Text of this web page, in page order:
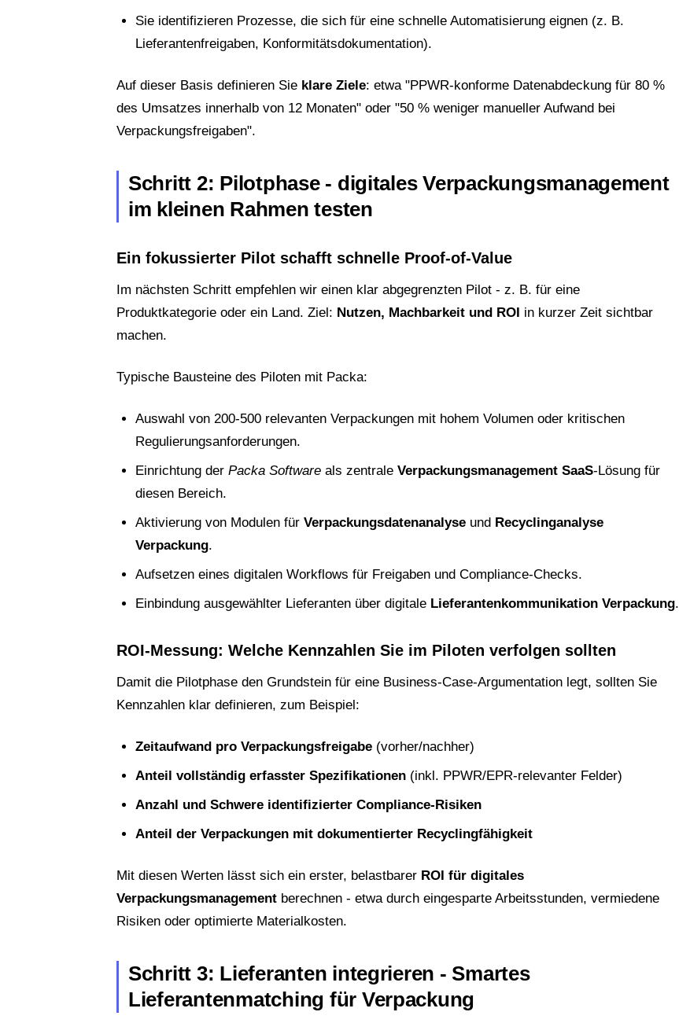
Sie identifizieren Prozesse, die sich für eine schnelle Automatisierung eignen (z. B.
Lieferantenfreigaben, Konformitätsdokumentation).
Auf dieser Basis definieren Sie klare Ziele: etwa "PPWR-konforme Datenabdeckung für 80 %
des Umsatzes innerhalb von 12 Monaten" oder "50 % weniger manueller Aufwand bei
Verpackungsfreigaben".
Schritt 2: Pilotphase - digitales Verpackungsmanagement
im kleinen Rahmen testen
Ein fokussierter Pilot schafft schnelle Proof-of-Value
Im nächsten Schritt empfehlen wir einen klar abgegrenzten Pilot - z. B. für eine
Produktkategorie oder ein Land. Ziel: Nutzen, Machbarkeit und ROI in kurzer Zeit sichtbar
machen.
Typische Bausteine des Piloten mit Packa:
Auswahl von 200-500 relevanten Verpackungen mit hohem Volumen oder kritischen
Regulierungsanforderungen.
Einrichtung der Packa Software als zentrale Verpackungsmanagement SaaS-Lösung für
diesen Bereich.
Aktivierung von Modulen für Verpackungsdatenanalyse und Recyclinganalyse
Verpackung.
Aufsetzen eines digitalen Workflows für Freigaben und Compliance-Checks.
Einbindung ausgewählter Lieferanten über digitale Lieferantenkommunikation Verpackung.
ROI-Messung: Welche Kennzahlen Sie im Piloten verfolgen sollten
Damit die Pilotphase den Grundstein für eine Business-Case-Argumentation legt, sollten Sie
Kennzahlen klar definieren, zum Beispiel:
Zeitaufwand pro Verpackungsfreigabe (vorher/nachher)
Anteil vollständig erfasster Spezifikationen (inkl. PPWR/EPR-relevanter Felder)
Anzahl und Schwere identifizierter Compliance-Risiken
Anteil der Verpackungen mit dokumentierter Recyclingfähigkeit
Mit diesen Werten lässt sich ein erster, belastbarer ROI für digitales
Verpackungsmanagement berechnen - etwa durch eingesparte Arbeitsstunden, vermiedene
Risiken oder optimierte Materialkosten.
Schritt 3: Lieferanten integrieren - Smartes
Lieferantenmatching für Verpackung